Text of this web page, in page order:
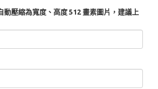
動壓縮為寬度、高度 512 畫素圖片，建議上